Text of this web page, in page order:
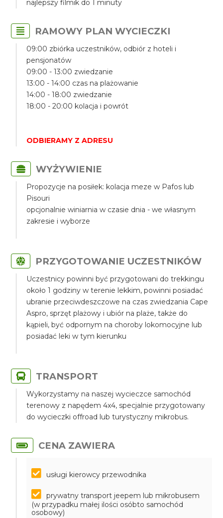
najlepszy filmik do 1 minuty
RAMOWY PLAN WYCIECZKI
09:00 zbiórka uczestników, odbiór z hoteli i
pensjonatów
09:00 - 13:00 zwiedzanie
13:00 - 14:00 czas na plażowanie
14:00 - 18:00 zwiedzanie
18:00 - 20:00 kolacja i powrót
ODBIERAMY Z ADRESU
WYŻYWIENIE
Propozycje na posiłek: kolacja meze w Pafos lub
Pisouri
opcjonalnie winiarnia w czasie dnia - we własnym
zakresie i wyborze
PRZYGOTOWANIE UCZESTNIKÓW
Uczestnicy powinni być przygotowani do trekkingu
około 1 godziny w terenie lekkim, powinni posiadać
ubranie przeciwdeszczowe na czas zwiedzania Cape
Aspro, sprzęt plażowy i ubiór na plaże, także do
kąpieli, być odpornym na choroby lokomocyjne lub
posiadać leki w tym kierunku
TRANSPORT
Wykorzystamy na naszej wycieczce samochód
terenowy z napędem 4x4, specjalnie przygotowany
do wycieczki offroad lub turystyczny mikrobus.
CENA ZAWIERA
usługi kierowcy przewodnika
prywatny transport jeepem lub mikrobusem
(w przypadku małej ilości osóbto samochód
osobowy)